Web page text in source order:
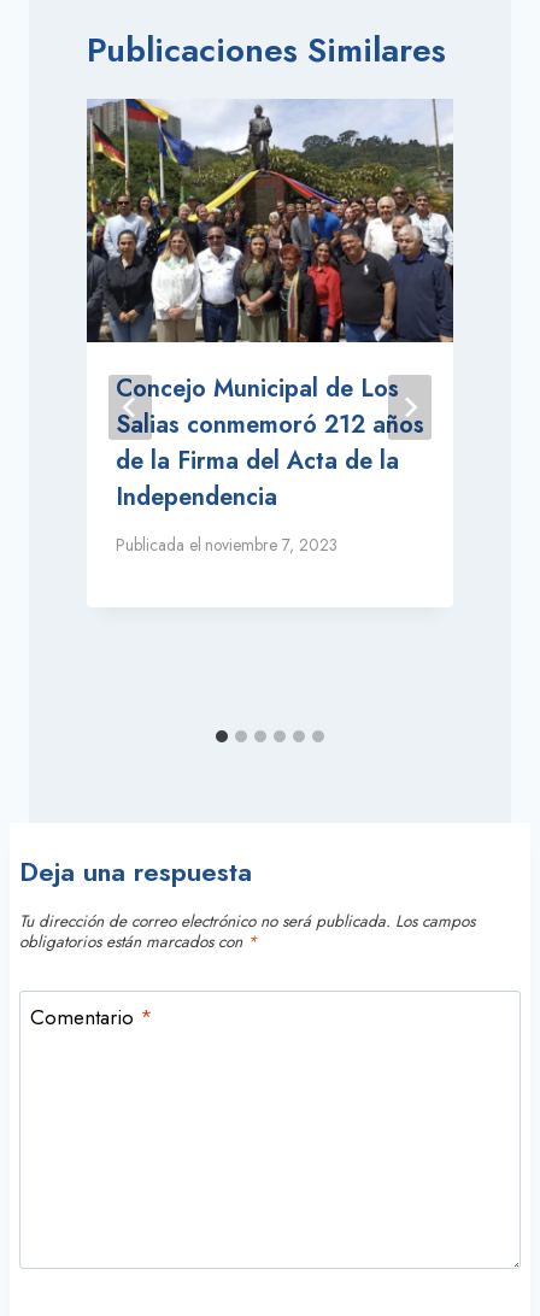
Publicaciones Similares
Concejo Municipal de Los
Salias conmemoró 212 años
de la Firma del Acta de la
Independencia
Publicada el noviembre 7, 2023
Deja una respuesta
Tu dirección de correo electrónico no será publicada. Los campos
obligatorios están marcados con *
Comentario *